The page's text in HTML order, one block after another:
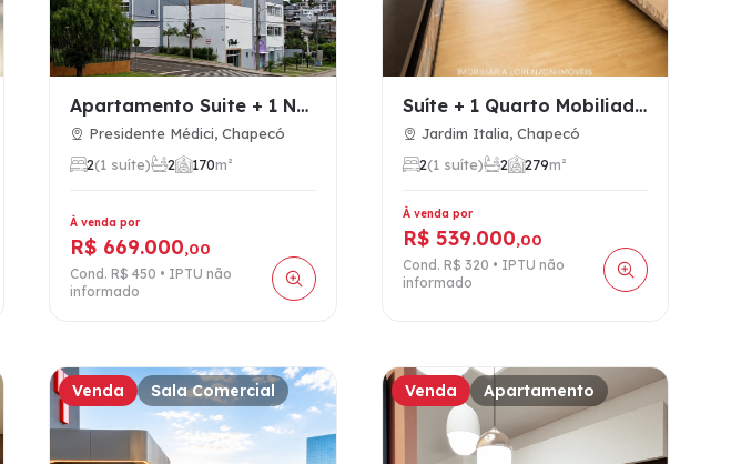
Apartamento Suite + 1 No Bairro Presidente Medice
Presidente Médici, Chapecó
2(1 suíte) 2 170m²
À venda por
R$ 669.000,00
Cond. R$ 450 • IPTU não
informado
Suíte + 1 Quarto Mobiliado à Venda no Jardim Itália, Chapecó…
Jardim Italia, Chapecó
2(1 suíte) 2 279m²
À venda por
R$ 539.000,00
Cond. R$ 320 • IPTU não
informado
Venda Sala Comercial Venda Apartamento